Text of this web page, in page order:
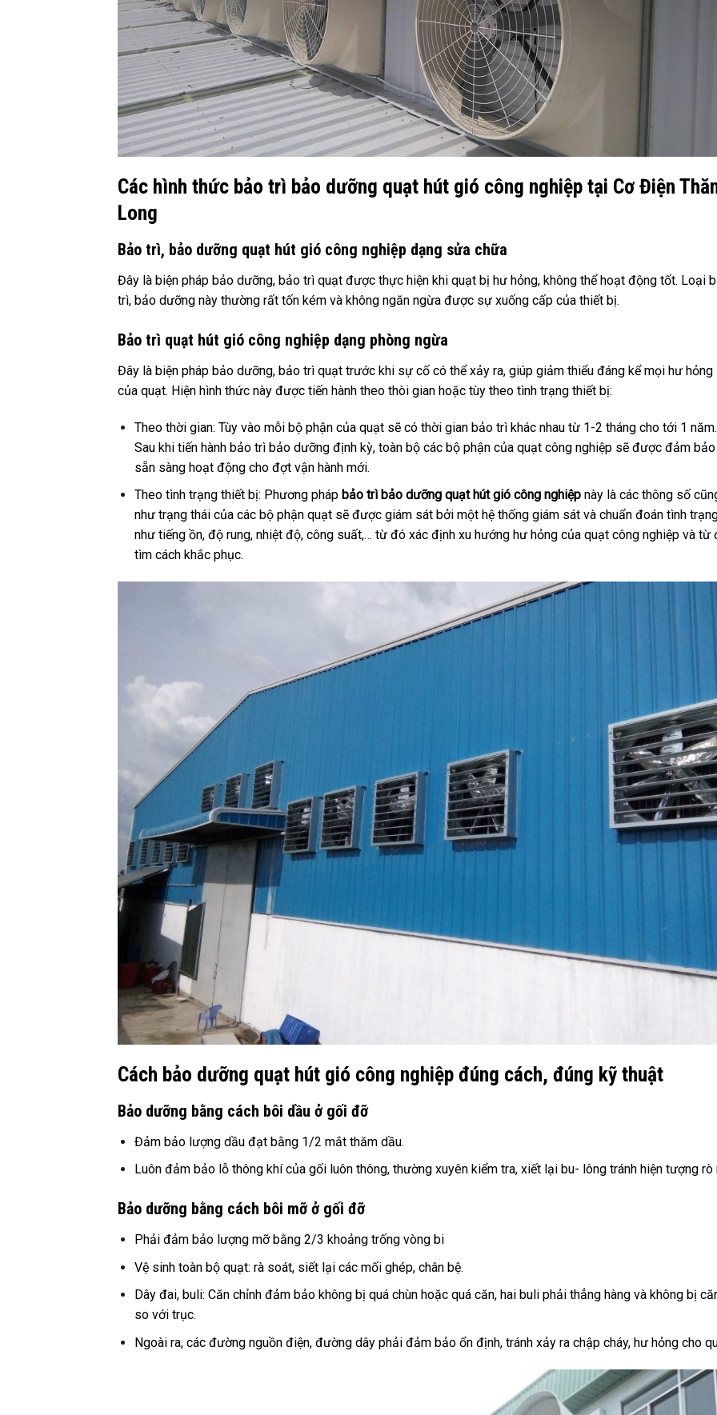
Các hình thức bảo trì bảo dưỡng quạt hút gió công nghiệp tại Cơ Điện
Long
Bảo trì, bảo dưỡng quạt hút gió công nghiệp dạng sửa chữa
Đây là biện pháp bảo dưỡng, bảo trì quạt được thực hiện khi quạt bị hư hỏng, không thể hoạt động tốt. Loại
trì, bảo dưỡng này thường rất tốn kém và không ngăn ngừa được sự xuống cấp của thiết bị.
Bảo trì quạt hút gió công nghiệp dạng phòng ngừa
Đây là biện pháp bảo dưỡng, bảo trì quạt trước khi sự cố có thể xảy ra, giúp giảm thiểu đáng kể mọi hư hỏng
của quạt. Hiện hình thức này được tiến hành theo thòi gian hoặc tùy theo tình trạng thiết bị:
Theo thời gian: Tùy vào mỗi bộ phận của quạt sẽ có thời gian bảo trì khác nhau từ 1-2 tháng cho tới 1 năm.
Sau khi tiến hành bảo trì bảo dưỡng định kỳ, toàn bộ các bộ phận của quạt công nghiệp sẽ được đảm
sẵn sàng hoạt động cho đợt vận hành mới.
Theo tình trạng thiết bị: Phương pháp bảo trì bảo dưỡng quạt hút gió công nghiệp này là các thông số
như trạng thái của các bộ phận quạt sẽ được giám sát bởi một hệ thống giám sát và chuẩn đoán tình
như tiếng ồn, độ rung, nhiệt độ, công suất,… từ đó xác định xu hướng hư hỏng của quạt công nghiệp và từ
tìm cách khắc phục.
Cách bảo dưỡng quạt hút gió công nghiệp đúng cách, đúng kỹ thuật
Bảo dưỡng bằng cách bôi dầu ở gối đỡ
Đảm bảo lượng dầu đạt bằng 1/2 mắt thăm dầu.
Luôn đảm bảo lỗ thông khí của gối luôn thông, thường xuyên kiểm tra, xiết lại bu- lông tránh hiện tượng rò
Bảo dưỡng bằng cách bôi mỡ ở gối đỡ
Phải đảm bảo lượng mỡ bằng 2/3 khoảng trống vòng bi
Vệ sinh toàn bộ quạt: rà soát, siết lại các mối ghép, chân bệ.
Dây đai, buli: Căn chỉnh đảm bảo không bị quá chùn hoặc quá căn, hai buli phải thẳng hàng và không bị
so với trục.
Ngoài ra, các đường nguồn điện, đường dây phải đảm bảo ổn định, tránh xảy ra chập cháy, hư hỏng cho